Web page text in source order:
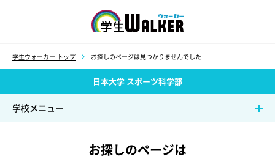
学生ウォーカー トップ お探しのページは見つかりませんでした
日本大学 スポーツ科学部
学校メニュー
お探しのページは